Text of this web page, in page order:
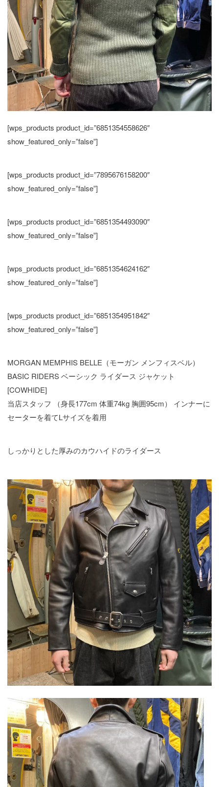
[wps_products product_id=”6851354558626″
show_featured_only=”false”]
[wps_products product_id=”7895676158200″
show_featured_only=”false”]
[wps_products product_id=”6851354493090″
show_featured_only=”false”]
[wps_products product_id=”6851354624162″
show_featured_only=”false”]
[wps_products product_id=”6851354951842″
show_featured_only=”false”]
MORGAN MEMPHIS BELLE（モーガン メンフィスベル）
BASIC RIDERS ベーシック ライダース ジャケット
[COWHIDE]
当店スタッフ （身長177cm 体重74kg 胸囲95cm） インナーに
セーターを着てLサイズを着用
しっかりとした厚みのカウハイドのライダース